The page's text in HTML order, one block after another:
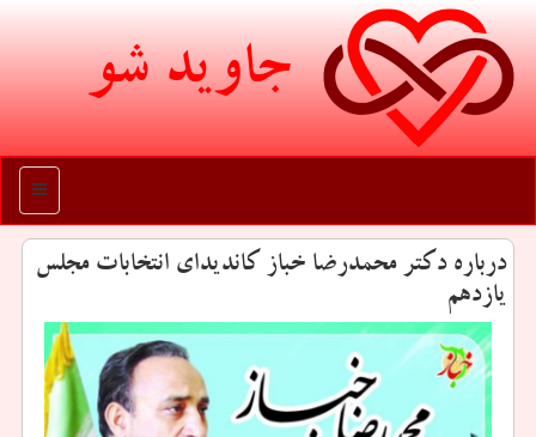
جاوید شو
منو
درباره دكتر محمدرضا خباز كاندیدای انتخابات مجلس
یازدهم